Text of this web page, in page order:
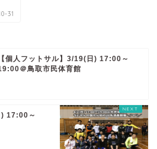
31
【個人フットサル】3/19(日) 17:00～
＠鳥取市民体育館
) 17:00～